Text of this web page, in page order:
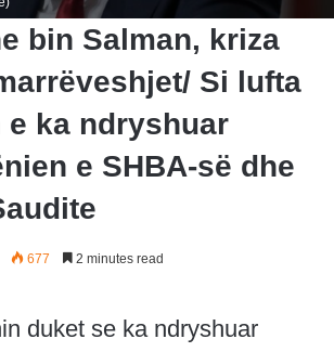
bin Salman, kriza
Si lufta
e ka ndryshuar
e SHBA-së dhe
677 2 minutes read
duket se ka ndryshuar